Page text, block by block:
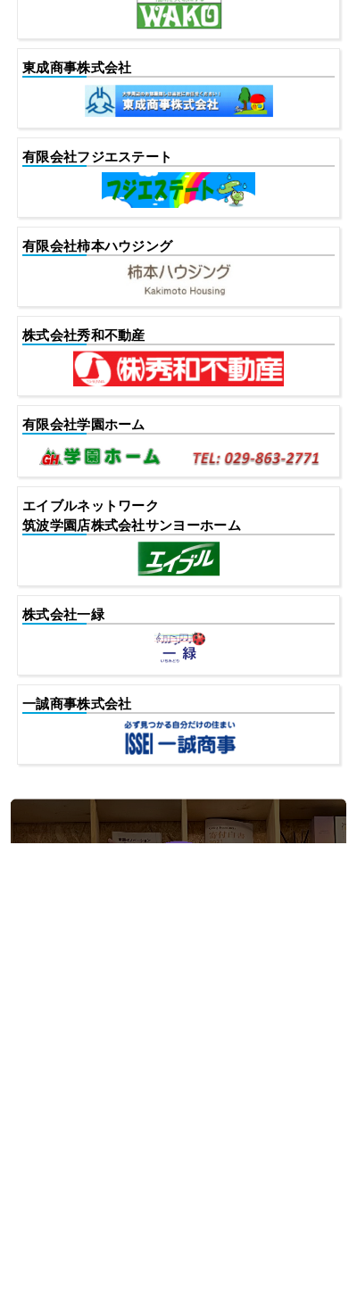
東成商事株式会社
有限会社フジエステート
有限会社柿本ハウジング
株式会社秀和不動産
有限会社学園ホーム
エイブルネットワーク
筑波学園店株式会社サンヨーホーム
株式会社一緑
一誠商事株式会社